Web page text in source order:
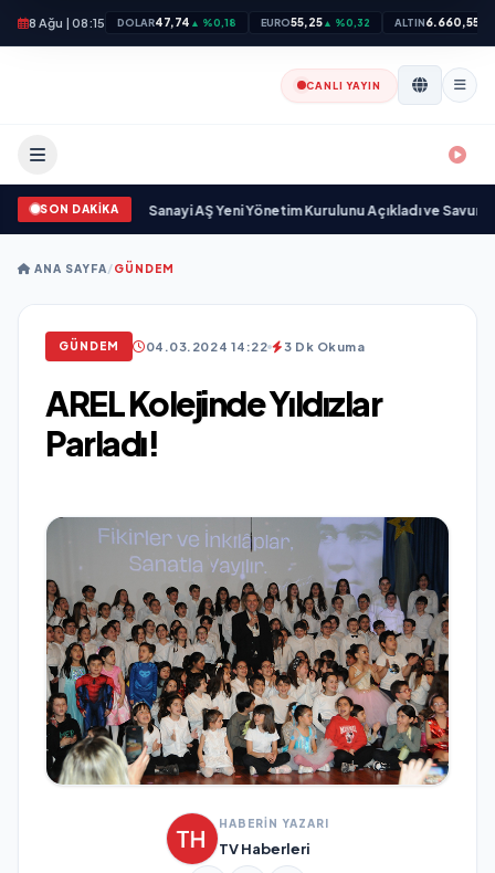
8 Ağu | 08:15 DOLAR47,74 ▲ %0,18 EURO55,25▲ %0,32 ALTIN6.660,55
CANLI YAYIN
SON DAKİKA
Savunma Sanayi AŞ Yeni Yönetim Kurulunu Açıkladı ve Savunma
ANA SAYFA/GÜNDEM
GÜNDEM 04.03.2024 14:22 3 Dk Okuma
AREL Kolejinde Yıldızlar
Parladı!
HABERİN YAZARI
TV Haberleri